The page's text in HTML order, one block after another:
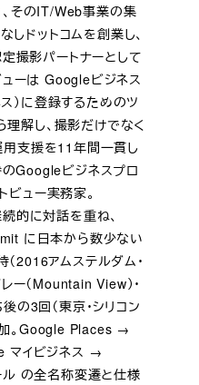
、そのIT/Web事業の集
ドットコムを創業し、
撮影パートナーとして
ューは Googleビジネス
）に登録するためのツ
解し、撮影だけでなく
支援を11年間一貫し
Googleビジネスプロ
ビュー実務家。
的に対話を重ね、
に日本から数少ない
2016アムステルダム・
ー（Mountain View）・
の3回（東京・シリコン
加。Google Places →
マイビジネス →
の全名称変遷と仕様